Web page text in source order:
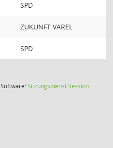
SPD
ZUKUNFT VAREL
SPD
Software:SitzungsdienstSession(Wird in